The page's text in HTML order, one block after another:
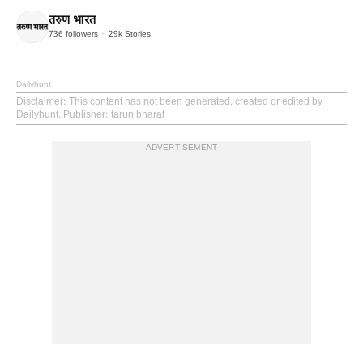
तरुण भारत
736 followers 29k Stories
Dailyhunt
Disclaimer: This content has not been generated, created or edited by
Dailyhunt. Publisher: tarun bharat
ADVERTISEMENT